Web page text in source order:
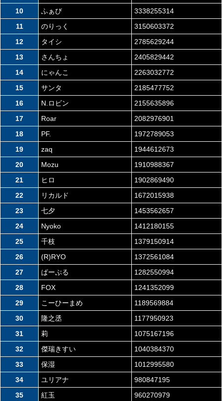
10
ふぁび
3338255314
11
のりっく
3150603372
12
タイシ
2785629244
13
さんちょ
2405829442
14
にゃんこ
2263032772
15
サンタ
2185477752
16
N.ロビン
2155635896
17
Roar
2082976901
18
PF.
1972789053
19
zaq
1944612673
20
Mozu
1910988367
21
ヒロ
1902869490
22
リカルド
1672015938
23
七夕
1453562657
24
Nyoko
1412180155
25
千枝
1379150914
26
(R)RYO
1372561084
27
ぱーぷる
1282550994
28
FOX
1241352099
29
こーひーまめ
1189569884
30
隆之丞
1177950923
31
莉
1075167196
32
傑瑞きすい
1040384370
33
保湿
1012995580
34
ユリアナ
980847195
35
紅玉 960270979